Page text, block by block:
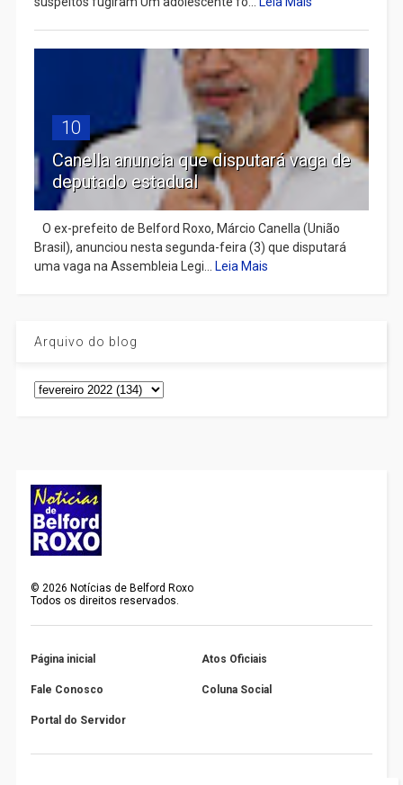
10
Canella anuncia que disputará vaga de
deputado estadual
​ O ex-prefeito de Belford Roxo, Márcio Canella (União
Brasil), anunciou nesta segunda-feira (3) que disputará
uma vaga na Assembleia Legi... Leia Mais
Arquivo do blog
©2026 Notícias de Belford Roxo
Todos os direitos reservados.
Página inicial Atos Oficiais
Fale Conosco Coluna Social
Portal do Servidor